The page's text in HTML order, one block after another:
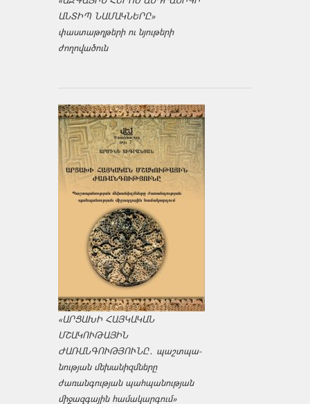
ԱՆՏԻՊ ՆԱՄԱԿՆԵՐԸ»
փաստաթղթերի ու նյութերի
ժողովածուն
«ԱՐՑԱԽԻ ՀԱՅԿԱԿԱՆ
ՄՇԱԿՈՒԹԱՅԻՆ
ԺԱՌԱՆԳՈՒԹՅՈՒՆԸ․ պաշտպա­
նության մեխանիզմները
ժառանգության պահպանության
միջազ­գային համակարգում»